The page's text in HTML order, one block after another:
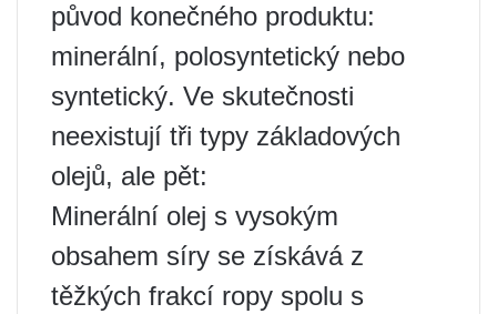
původ konečného produktu:
minerální, polosyntetický nebo
syntetický. Ve skutečnosti
neexistují tři typy základových
olejů, ale pět:
Minerální olej s vysokým
obsahem síry se získává z
těžkých frakcí ropy spolu s